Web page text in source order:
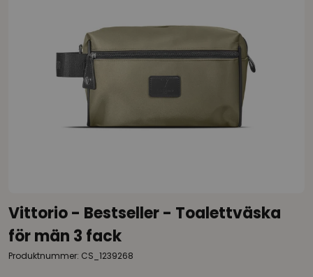
Vittorio - Bestseller - Toalettväska
för män 3 fack
Produktnummer: CS_1239268